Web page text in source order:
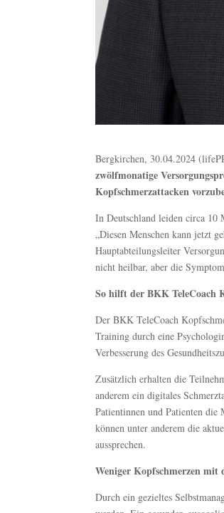
Bergkirchen, 30.04.2024
zwölfmonatige
Kopfschmerzattacken
In Deutschland leiden circa 10
„Diesen Menschen kann jetzt
Hauptabteilungsleiter
nicht heilbar, aber die
So hilft der BKK TeleCoach
Der BKK TeleCoach
Training durch eine
Verbesserung des
Zusätzlich erhalten die
anderem ein digitales
Patientinnen und Patienten
können unter anderem die
aussprechen.
Weniger Kopfschmerzen mit
Durch ein gezieltes